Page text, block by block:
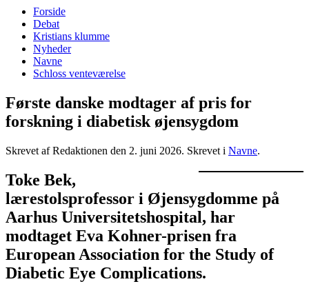
Forside
Debat
Kristians klumme
Nyheder
Navne
Schloss venteværelse
Første danske modtager af pris for
forskning i diabetisk øjensygdom
Skrevet af Redaktionen den 2. juni 2026. Skrevet i Navne.
Toke Bek,
lærestolsprofessor i Øjensygdomme på
Aarhus Universitetshospital, har
modtaget Eva Kohner-prisen fra
European Association for the Study of
Diabetic Eye Complications.